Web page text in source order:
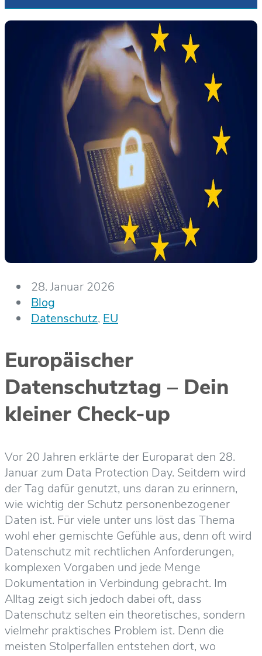
28. Januar 2026
Blog
Datenschutz, EU
Europäischer
Datenschutztag – Dein
kleiner Check-up
Vor 20 Jahren erklärte der Europarat den 28.
Januar zum Data Protection Day. Seitdem wird
der Tag dafür genutzt, uns daran zu erinnern,
wie wichtig der Schutz personenbezogener
Daten ist. Für viele unter uns löst das Thema
wohl eher gemischte Gefühle aus, denn oft wird
Datenschutz mit rechtlichen Anforderungen,
komplexen Vorgaben und jede Menge
Dokumentation in Verbindung gebracht. Im
Alltag zeigt sich jedoch dabei oft, dass
Datenschutz selten ein theoretisches, sondern
vielmehr praktisches Problem ist. Denn die
meisten Stolperfallen entstehen dort, wo